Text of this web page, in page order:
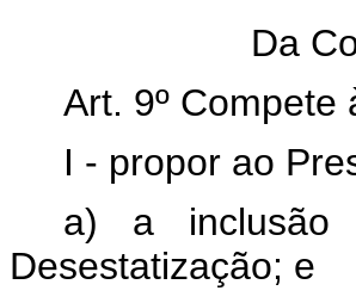
Da
Art. 9º Compete
I - propor ao
a) a inclusão
Desestatização; e